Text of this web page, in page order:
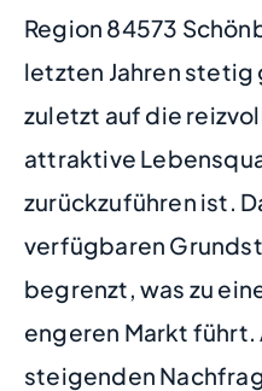
Region 84573
letzten Jahren
zuletzt auf die
attraktive
zurückzuführen ist.
verfügbaren
begrenzt, was zu
engeren Markt
steigenden